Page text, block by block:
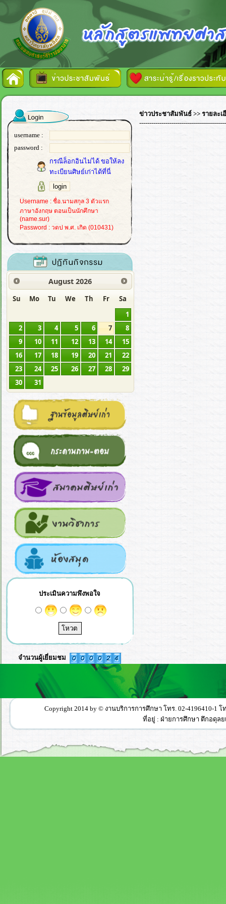
username :
password :
กรณีล็อกอินไม่ได้ ขอให้ลง
ทะเบียนศิษย์เก่าได้ที่นี่
Username : ชื่อ.นามสกุล 3 ตัวแรก
ภาษาอังกฤษ ตอนเป็นนักศึกษา
(name.sur)
Password : วดป พ.ศ. เกิด (010431)
August 2026
Su Mo Tu We Th Fr
Sa
1
2
3 4 5 6 7
8
9
10 11 12 13 14
15
16
17 18 19 20 21
22
23
24 25 26 27 28
29
30
31
ประเมินความพึงพอใจ
จำนวนผู้เยี่ยมชม
ข่าวประชาสัมพันธ์ >> รายละเ
Copyright 2014 by © งานบริการการศึกษา โทร. 02-4196410-1
ที่อยู่ : ฝ่ายการศึกษา ตึกอดุล